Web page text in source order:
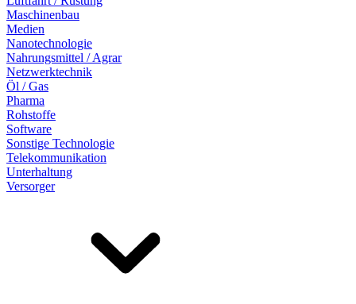
Maschinenbau
Medien
Nanotechnologie
Nahrungsmittel / Agrar
Netzwerktechnik
Öl / Gas
Pharma
Rohstoffe
Software
Sonstige Technologie
Telekommunikation
Unterhaltung
Versorger